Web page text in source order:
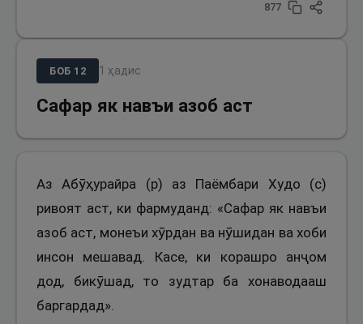
877
БОБ 12 1 ҳадис
Сафар як навъи азоб аст
Аз Абӯҳурайра (р) аз Паёмбари Худо (с)
ривоят аст, ки фармуданд: «Сафар як навъи
азоб аст, монеъи хӯрдан ва нӯшидан ва хоби
инсон мешавад. Касе, ки корашро анҷом
дод, бикӯшад, то зудтар ба хонаводааш
баргардад».